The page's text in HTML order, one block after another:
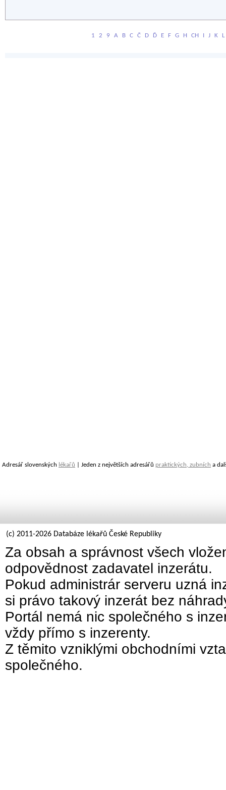
1 2 9 A B C Č D Ď E F G H CH I J K L
Adresář slovenských lékařů | Jeden z největších adresářů praktických, zubních a
(c) 2011-2026 Databáze lékařů České Republiky
Za obsah a správnost všech
odpovědnost zadavatel inzerátu.
Pokud administrár serveru uzná
si právo takový inzerát bez
Portál nemá nic společného s
vždy přímo s inzerenty.
Z těmito vzniklými obchodními
společného.